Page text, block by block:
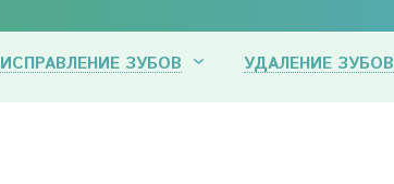
ИСПРАВЛЕНИЕ ЗУБОВ УДАЛЕНИЕ ЗУБОВ